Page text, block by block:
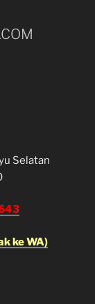
Selatan
ke WA)